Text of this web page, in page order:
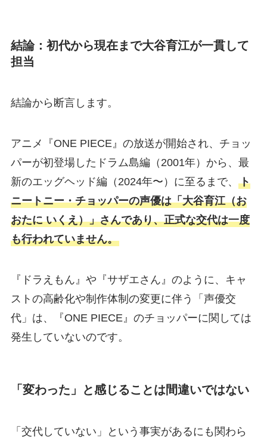
結論：初代から現在まで大谷育江が一貫して
担当
結論から断言します。
アニメ『ONE PIECE』の放送が開始され、チョッ
パーが初登場したドラム島編（2001年）から、最
新のエッグヘッド編（2024年〜）に至るまで、 ト
ニートニー・チョッパーの声優は「大谷育江（お
おたに いくえ）」さんであり、正式な交代は一度
も行われていません。
『ドラえもん』や『サザエさん』のように、キャ
ストの高齢化や制作体制の変更に伴う「声優交
代」は、『ONE PIECE』のチョッパーに関しては
発生していないのです。
「変わった」と感じることは間違いではない
「交代していない」という事実があるにも関わら